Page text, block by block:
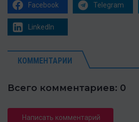
Facebook Telegram
LinkedIn
КОММЕНТАРИИ
Всего комментариев: 0
Написать комментарий